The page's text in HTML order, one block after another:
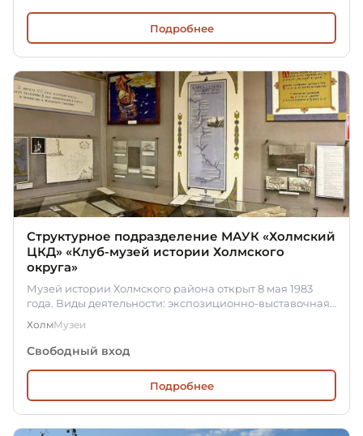
Подробнее
Структурное подразделение МАУК «Холмский
ЦКД» «Клуб-музей истории Холмского
округа»
Музей истории Холмского района открыт 8 мая 1983
года. Виды деятельности: экспозиционно-выставочная,
ХолмМузеи
Свободный вход
Подробнее